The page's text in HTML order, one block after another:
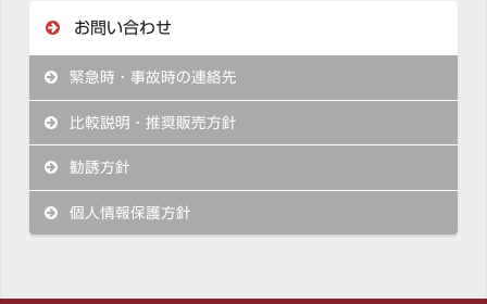
お問い合わせ
緊急時・事故時の連絡先
比較説明・推奨販売方針
勧誘方針
個人情報保護方針